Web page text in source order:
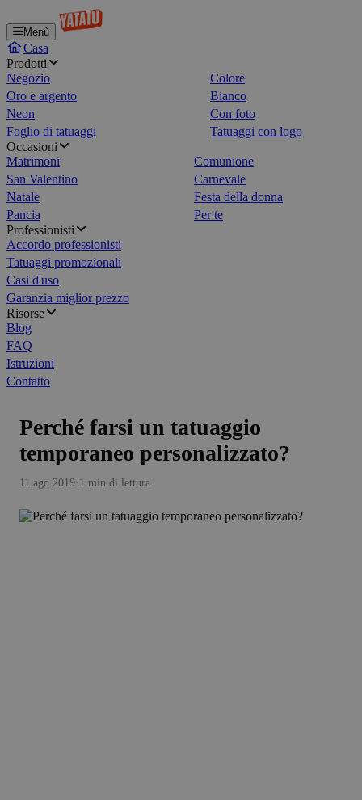
Menù
Casa
Prodotti
Negozio
Colore
Oro e argento
Bianco
Neon
Con foto
Foglio di tatuaggi
Tatuaggi con logo
Occasioni
Matrimoni
Comunione
San Valentino
Carnevale
Natale
Festa della donna
Pancia
Per te
Professionisti
Accordo professionisti
Tatuaggi promozionali
Casi d'uso
Garanzia miglior prezzo
Risorse
Blog
FAQ
Istruzioni
Contatto
Perché farsi un tatuaggio
temporaneo personalizzato?
11 ago 2019·1 min di lettura